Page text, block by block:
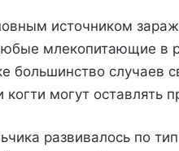
источником
млекопитающие в
большинство случаев
когти могут оставлять
развивалось по